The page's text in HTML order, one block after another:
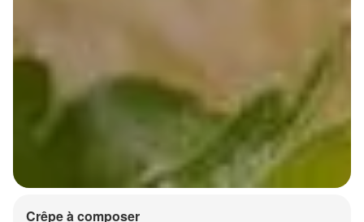
Crêpe à composer